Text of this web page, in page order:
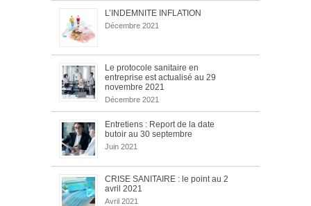
L’INDEMNITE INFLATION
Décembre 2021
Le protocole sanitaire en
entreprise est actualisé au 29
novembre 2021
Décembre 2021
Entretiens : Report de la date
butoir au 30 septembre
Juin 2021
CRISE SANITAIRE : le point au 2
avril 2021
Avril 2021